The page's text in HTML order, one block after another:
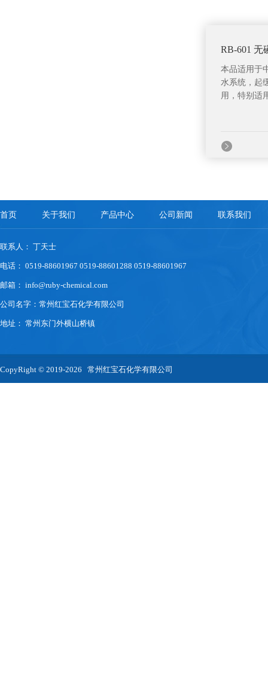
RB-601 无
本品适用于
水系统，起
用，特别适
首页 关于我们 产品中心 公司新闻 联系我们
联系人： 丁天士
电话： 0519-88601967 0519-88601288 0519-88601967
邮箱： info@ruby-chemical.com
公司名字：常州红宝石化学有限公司
地址： 常州东门外横山桥镇
CopyRight © 2019-2026 常州红宝石化学有限公司